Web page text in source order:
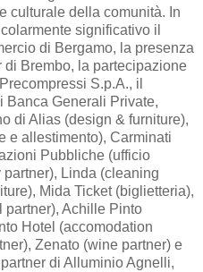
culturale della comunità. In
significativo il
di Bergamo, la presenza
Brembo, la partecipazione
S.p.A., il
Banca Generali Private,
di Alias (design & furniture),
e allestimento), Carminati
Pubbliche (ufficio
Linda (cleaning
Mida Ticket (biglietteria),
partner), Achille Pinto
Hotel (accomodation
Zenato (wine partner) e
di Alluminio Agnelli,